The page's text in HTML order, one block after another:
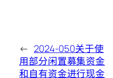
← 2024-050关于使
用部分闲置募集资金
和自有资金进行现金